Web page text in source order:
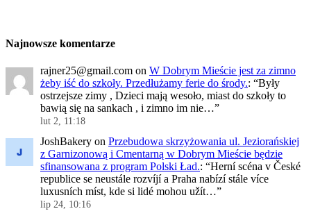
Najnowsze komentarze
rajner25@gmail.com on W Dobrym Mieście jest za zimno
żeby iść do szkoły. Przedłużamy ferie do środy.: “Były
ostrzejsze zimy , Dzieci mają wesoło, miast do szkoły to
bawią się na sankach , i zimno im nie…”
lut 2, 11:18
JoshBakery on Przebudowa skrzyżowania ul. Jeziorańskiej
z Garnizonową i Cmentarną w Dobrym Mieście będzie
sfinansowana z program Polski Ład.: “Herní scéna v České
republice se neustále rozvíjí a Praha nabízí stále více
luxusních míst, kde si lidé mohou užít…”
lip 24, 10:16